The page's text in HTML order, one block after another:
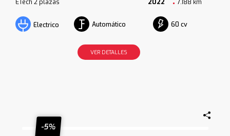
ETech 2 plazas 2022 7.188 km
Electrico Automático 60 cv
VER DETALLES
-5%